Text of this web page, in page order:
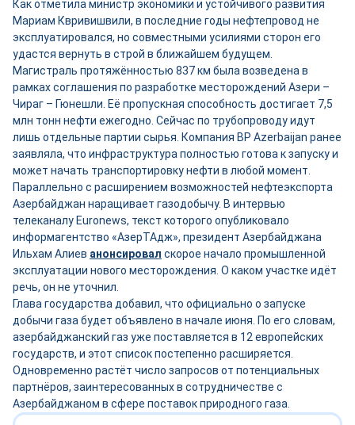
Как отметила министр экономики и устойчивого развития
Мариам Квривишвили, в последние годы нефтепровод не
эксплуатировался, но совместными усилиями сторон его
удастся вернуть в строй в ближайшем будущем.
Магистраль протяжённостью 837 км была возведена в
рамках соглашения по разработке месторождений Азери –
Чираг – Гюнешли. Её пропускная способность достигает 7,5
млн тонн нефти ежегодно. Сейчас по трубопроводу идут
лишь отдельные партии сырья. Компания BP Azerbaijan ранее
заявляла, что инфраструктура полностью готова к запуску и
может начать транспортировку нефти в любой момент.
Параллельно с расширением возможностей нефтеэкспорта
Азербайджан наращивает газодобычу. В интервью
телеканалу Euronews, текст которого опубликовало
информагентство «АзерТАдж», президент Азербайджана
Ильхам Алиев анонсировал скорое начало промышленной
эксплуатации нового месторождения. О каком участке идёт
речь, он не уточнил.
Глава государства добавил, что официально о запуске
добычи газа будет объявлено в начале июня. По его словам,
азербайджанский газ уже поставляется в 12 европейских
государств, и этот список постепенно расширяется.
Одновременно растёт число запросов от потенциальных
партнёров, заинтересованных в сотрудничестве с
Азербайджаном в сфере поставок природного газа.